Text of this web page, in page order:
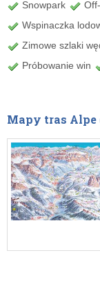
Snowpark
Wspinaczka
Zimowe szlaki
Próbowanie win
Mapy tras Alpe